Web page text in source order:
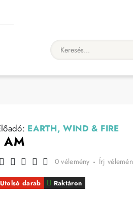
Keresés...
EARTH, WIND & FIRE
AM
Raktáron
Utolsó darab
0 vélemény - Írj